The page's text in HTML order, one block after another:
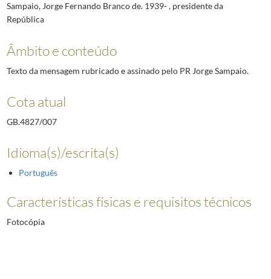
Sampaio, Jorge Fernando Branco de. 1939- , presidente da
República
Âmbito e conteúdo
Texto da mensagem rubricado e assinado pelo PR Jorge Sampaio.
Cota atual
GB.4827/007
Idioma(s)/escrita(s)
Português
Características físicas e requisitos técnicos
Fotocópia